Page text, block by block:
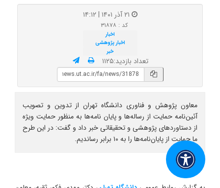
کد : ۳۱۸۷۸
اخبار
اخبار پژوهشی
خبر
تعداد بازدید:۱۱۲۵
معاون پژوهش و فناوری دانشگاه تهران از تدوین و تصویب
آئین‌نامه حمایت از رساله‌ها و پایان نامه‌ها به منظور حمایت ویژه
از دستاوردهای پژوهشی و تحقیقاتی خبر داد و گفت: در این طرح
ما حمایت از پایان‌نامه‌ها را به ۱۰ برابر رساندیم.